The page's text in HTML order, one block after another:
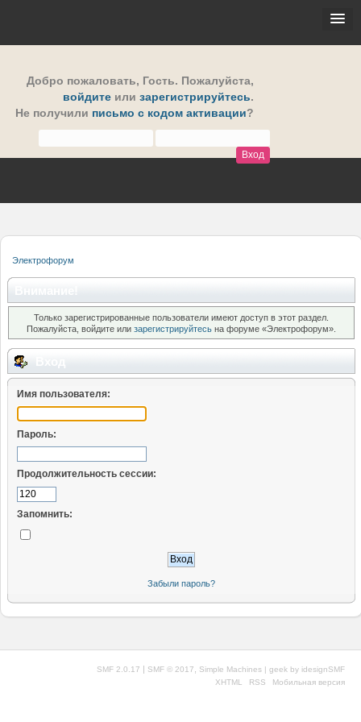
Добро пожаловать, Гость. Пожалуйста,
войдите или зарегистрируйтесь.
Не получили письмо с кодом активации?
Электрофорум
Только зарегистрированные пользователи имеют доступ в этот раздел.
Пожалуйста, войдите или зарегистрируйтесь на форуме «Электрофорум».
Имя пользователя:
Пароль:
Продолжительность сессии:
Запомнить:
Забыли пароль?
SMF 2.0.17 SMF © 2017, Simple Machines | geek by idesignSMF
XHTML
RSS Мобильная версия